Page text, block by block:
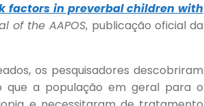
factors in preverbal children with
of the AAPOS, publicação oficial da
os pesquisadores descobriram
que a população em geral para o